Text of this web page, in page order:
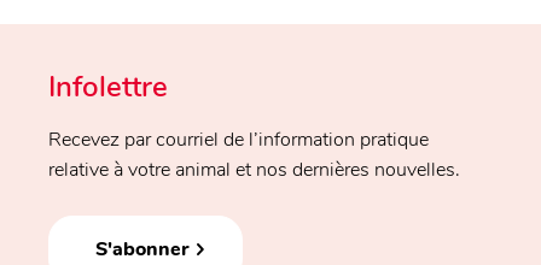
Infolettre
Recevez par courriel de l’information pratique
relative à votre animal et nos dernières nouvelles.
S'abonner